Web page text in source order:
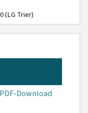
(LG Trier)
PDF-Download